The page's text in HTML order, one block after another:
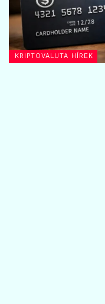
KRIPTOVALUTA HÍREK